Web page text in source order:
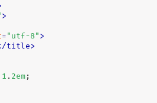
>
= " utf-8 " >
/title>
1 . 2em;